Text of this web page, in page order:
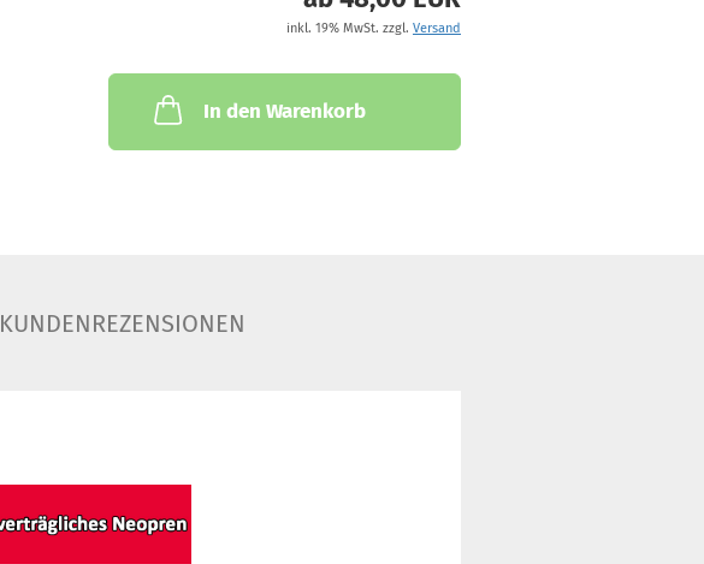
inkl. 19% MwSt. zzgl. Versand
In den Warenkorb
KUNDENREZENSIONEN